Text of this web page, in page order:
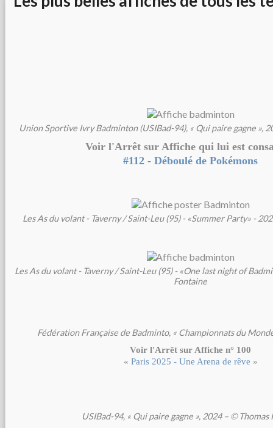
Union Sportive Ivry Badminton (USIBad-94), « Qui paire gagne »,
Voir l'Arrêt sur Affiche qui lui est
#112 - Déboulé de Pokémons
Les As du volant - Taverny / Saint-Leu (95) - «Summer Party» -
Les As du volant - Taverny / Saint-Leu (95) - «One last night of
Fontaine
Fédération Française de Badminto, « Championnats du
Voir l'Arrêt sur Affiche n° 100
« Paris 2025 - Une Arena de rêve »
USIBad-94, « Qui paire gagne », 2024 – © Thomas